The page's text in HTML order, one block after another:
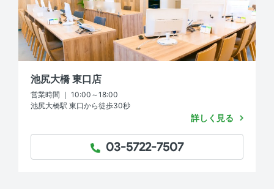
池尻大橋 東口店
営業時間 ｜ 10:00～18:00
池尻大橋駅 東口から徒歩30秒
TEL：
03-5722-7507
詳しく見る